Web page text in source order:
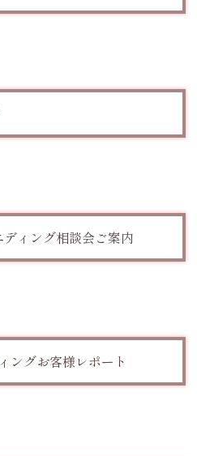
ディング相談会ご案内
ングお客様レポート